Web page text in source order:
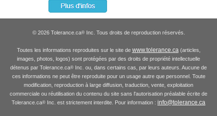
© 2026 Tolerance.ca®Inc. Tous droits de reproduction réservés.
Toutes les informations reproduites sur le site de www.tolerance.ca(articles,
images, photos, logos) sont protégées par des droits de propriété intellectuelle
détenus par Tolerance.ca® Inc. ou, dans certains cas, par leurs auteurs. Aucune de
ces informations ne peut être reproduite pour un usage autre que personnel. Toute
modification, reproduction à large diffusion, traduction, vente, exploitation
commerciale ou réutilisation du contenu du site sans l'autorisation préalable écrite de
Tolerance.ca® Inc. est strictement interdite. Pour information : info@tolerance.ca